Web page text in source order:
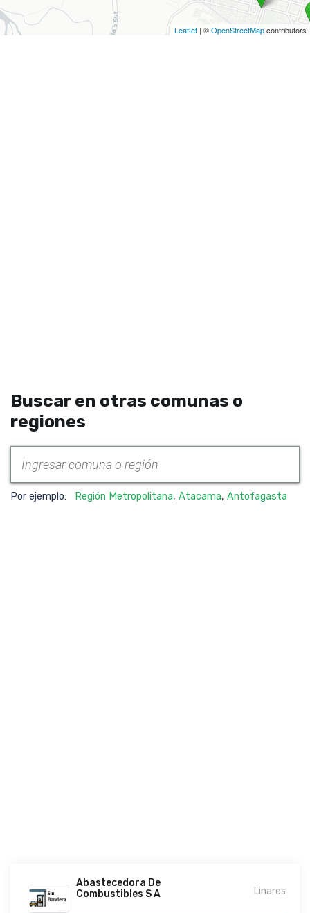
Leaflet | ©OpenStreetMapcontributors
Buscar en otras comunas o
regiones
Por ejemplo: Región Metropolitana, Atacama, Antofagasta
Abastecedora De
Combustibles S A
Linares